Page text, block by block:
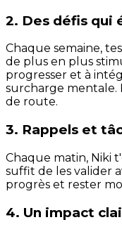
2. Des défis qui
Chaque semaine,
de plus en plus
progresser et à
surcharge mentale.
de route.
3. Rappels et
Chaque matin, Niki
suffit de les valider
progrès et rester
4. Un impact